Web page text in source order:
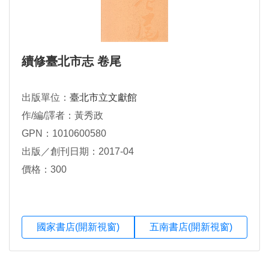
續修臺北市志 卷尾
出版單位： 臺北市立文獻館
作/編/譯者：黃秀政
GPN：1010600580
出版／創刊日期：2017-04
價格：300
國家書店(開新視窗) 五南書店(開新視窗)